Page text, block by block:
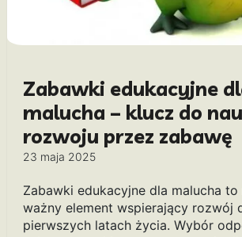
Zabawki edukacyjne
malucha – klucz do
rozwoju przez zabawę
23 maja 2025
Zabawki edukacyjne dla malucha
ważny element wspierający rozwój
pierwszych latach życia. Wybór